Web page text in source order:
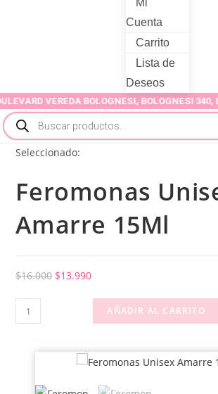
Mi
Cuenta
Carrito
Lista de
Deseos
VEREDA BOLOGNESI, BOLOGNESI 340,
Seleccionado:
Feromonas
Amarre 15Ml
$16.000 $13.990
AÑADIR AL CARRITO